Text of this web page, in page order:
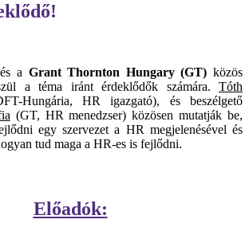
és a Grant Thornton Hungary (GT) közös
a téma iránt érdeklődők számára. Tóth
Hungária, HR igazgató), és beszélgető
(GT, HR menedzser) közösen mutatják be,
egy szervezet a HR megjelenésével és
tud maga a HR-es is fejlődni.
Előadók: